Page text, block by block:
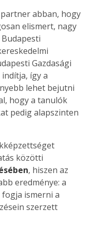
partner abban, hogy
elismert, nagy
Gazdasági
így a
lehet bejutni
hogy a tanulók
pedig alapszinten
közötti
, hiszen az
eredménye: a
fogja ismerni a
szerzett